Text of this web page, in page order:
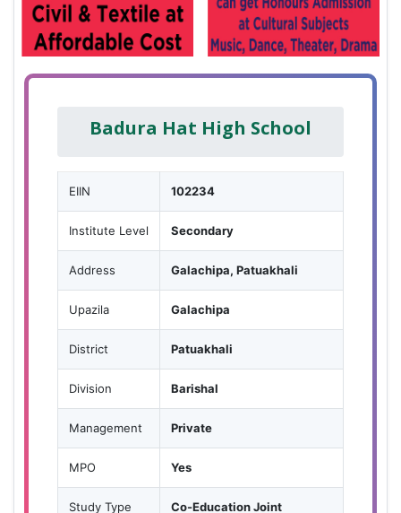
Badura Hat High School
EIIN 102234
Institute Level Secondary
Address Galachipa, Patuakhali
Upazila Galachipa
District Patuakhali
Division Barishal
Management Private
MPO Yes
Study Type Co-Education Joint